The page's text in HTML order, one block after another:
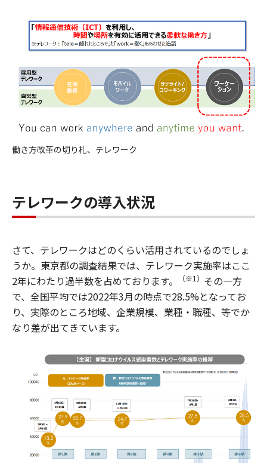
働き方改革の切り札、テレワーク
テレワークの導入状況
さて、テレワークはどのくらい活用されているのでしょ
うか。東京都の調査結果では、テレワーク実施率はここ
2年にわたり過半数を占めております。
（※1） その一方
で、全国平均では2022年3月の時点で28.5%となってお
り、実際のところ地域、企業規模、業種・職種、等でか
なり差が出てきています。